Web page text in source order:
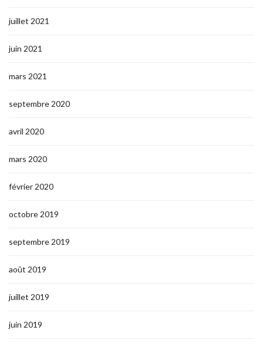
juillet 2021
juin 2021
mars 2021
septembre 2020
avril 2020
mars 2020
février 2020
octobre 2019
septembre 2019
août 2019
juillet 2019
juin 2019